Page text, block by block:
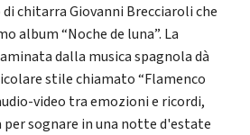
chitarra Giovanni Brecciaroli che
album “Noche de luna”. La
dalla musica spagnola dà
stile chiamato “Flamenco
video tra emozioni e ricordi,
sognare in una notte d'estate